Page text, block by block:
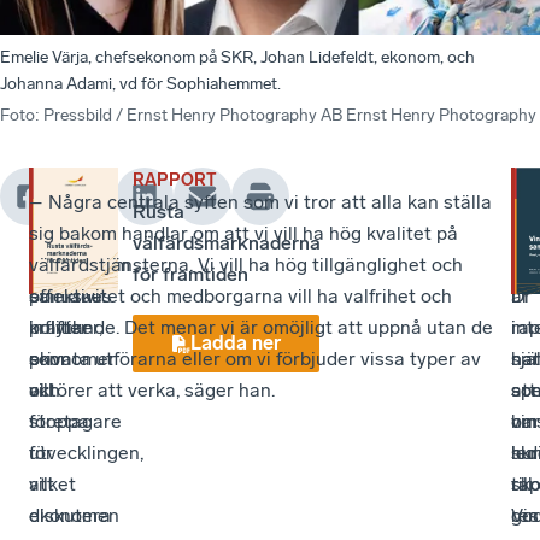
Emelie Värja, chefsekonom på SKR, Johan Lidefeldt, ekonom, och
Johanna Adami, vd för Sophiahemmet.
Foto: Pressbild / Ernst Henry Photography AB Ernst Henry Photography
Under
ett
seminarium
samlades
politiker,
ekonomer
och
företagare
för
att
diskutera
Samtidigt
finns
det
politiska
krafter
som
vill
stoppa
utvecklingen,
vilket
ekonomen
RAPPORT
Rusta
välfärdsmarknaderna
för framtiden
Ladda ner
– Några centrala syften som vi tror att alla kan ställa
sig bakom handlar om att vi vill ha hög kvalitet på
välfärdstjänsterna. Vi vill ha hög tillgänglighet och
effektivitet och medborgarna vill ha valfrihet och
inflytande. Det menar vi är omöjligt att uppnå utan de
privata utförarna eller om vi förbjuder vissa typer av
aktörer att verka, säger han.
Fil
Dr
i
har
–
Vår
i
om
hur
–
det
är
att
till